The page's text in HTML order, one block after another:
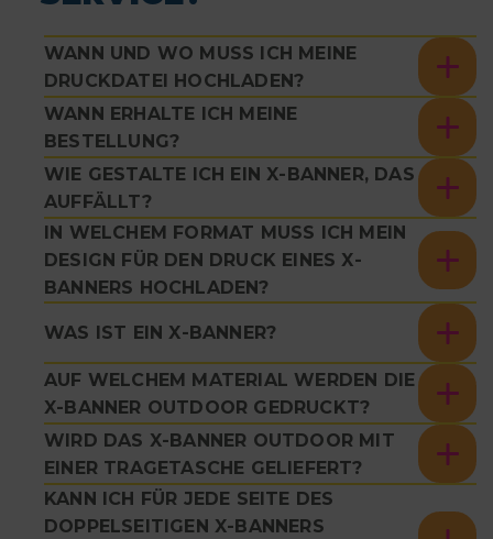
WANN UND WO MUSS ICH MEINE
DRUCKDATEI HOCHLADEN?
WANN ERHALTE ICH MEINE
BESTELLUNG?
WIE GESTALTE ICH EIN X-BANNER, DAS
AUFFÄLLT?
IN WELCHEM FORMAT MUSS ICH MEIN
DESIGN FÜR DEN DRUCK EINES X-
BANNERS HOCHLADEN?
WAS IST EIN X-BANNER?
AUF WELCHEM MATERIAL WERDEN DIE
X-BANNER OUTDOOR GEDRUCKT?
WIRD DAS X-BANNER OUTDOOR MIT
EINER TRAGETASCHE GELIEFERT?
KANN ICH FÜR JEDE SEITE DES
DOPPELSEITIGEN X-BANNERS